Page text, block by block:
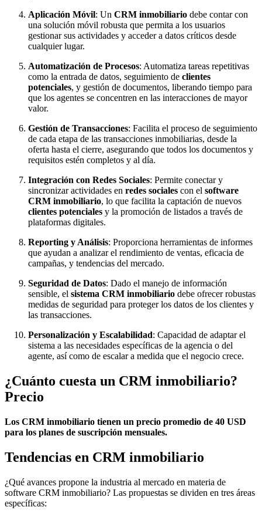
Aplicación Móvil: Un CRM inmobiliario debe contar con
una solución móvil robusta que permita a los usuarios
gestionar sus actividades y acceder a datos críticos desde
cualquier lugar.
Automatización de Procesos: Automatiza tareas repetitivas
como la entrada de datos, seguimiento de clientes
potenciales, y gestión de documentos, liberando tiempo para
que los agentes se concentren en las interacciones de mayor
valor.
Gestión de Transacciones: Facilita el proceso de seguimiento
de cada etapa de las transacciones inmobiliarias, desde la
oferta hasta el cierre, asegurando que todos los documentos y
requisitos estén completos y al día.
Integración con Redes Sociales: Permite conectar y
sincronizar actividades en redes sociales con el software
CRM inmobiliario, lo que facilita la captación de nuevos
clientes potenciales y la promoción de listados a través de
plataformas digitales.
Reporting y Análisis: Proporciona herramientas de informes
que ayudan a analizar el rendimiento de ventas, eficacia de
campañas, y tendencias del mercado.
Seguridad de Datos: Dado el manejo de información
sensible, el sistema CRM inmobiliario debe ofrecer robustas
medidas de seguridad para proteger los datos de los clientes y
las transacciones.
Personalización y Escalabilidad: Capacidad de adaptar el
sistema a las necesidades específicas de la agencia o del
agente, así como de escalar a medida que el negocio crece.
¿Cuánto cuesta un CRM inmobiliario?
Precio
Los CRM inmobiliario tienen un precio promedio de 40 USD
para los planes de suscripción mensuales.
Tendencias en CRM inmobiliario
¿Qué avances propone la industria al mercado en materia de
software CRM inmobiliario? Las propuestas se dividen en tres áreas
específicas: